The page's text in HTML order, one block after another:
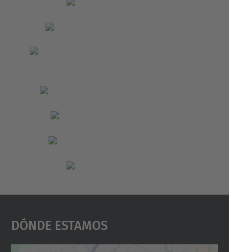
Dónde Estamos